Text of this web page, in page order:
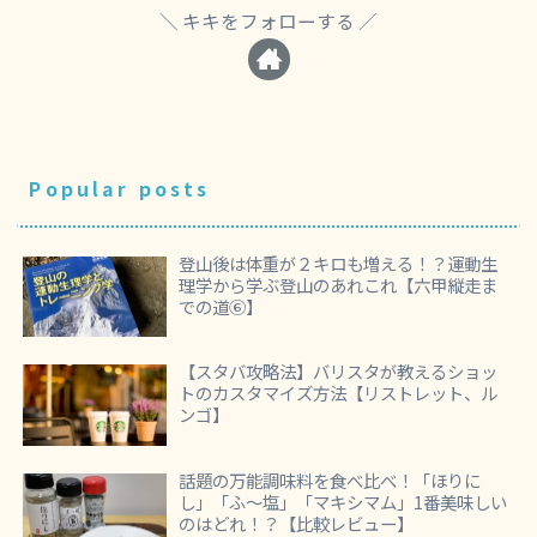
キキをフォローする
Popular posts
登山後は体重が２キロも増える！？運動生
理学から学ぶ登山のあれこれ【六甲縦走ま
での道⑥】
【スタバ攻略法】バリスタが教えるショッ
トのカスタマイズ方法【リストレット、ル
ンゴ】
話題の万能調味料を食べ比べ！「ほりに
し」「ふ～塩」「マキシマム」1番美味しい
のはどれ！？【比較レビュー】